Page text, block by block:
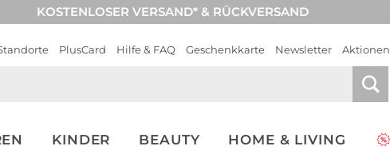
KOSTENLOSER VERSAND* & RÜCKVERSAND
PlusCard Hilfe & FAQ Geschenkkarte Newsletter Aktionen
KINDER BEAUTY HOME & LIVING